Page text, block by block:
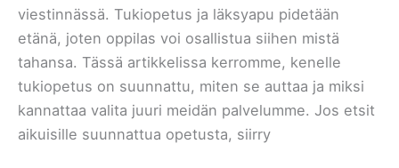
viestinnässä. Tukiopetus ja läksyapu pidetään
etänä, joten oppilas voi osallistua siihen mistä
tahansa. Tässä artikkelissa kerromme, kenelle
tukiopetus on suunnattu, miten se auttaa ja miksi
kannattaa valita juuri meidän palvelumme. Jos etsit
aikuisille suunnattua opetusta, siirry